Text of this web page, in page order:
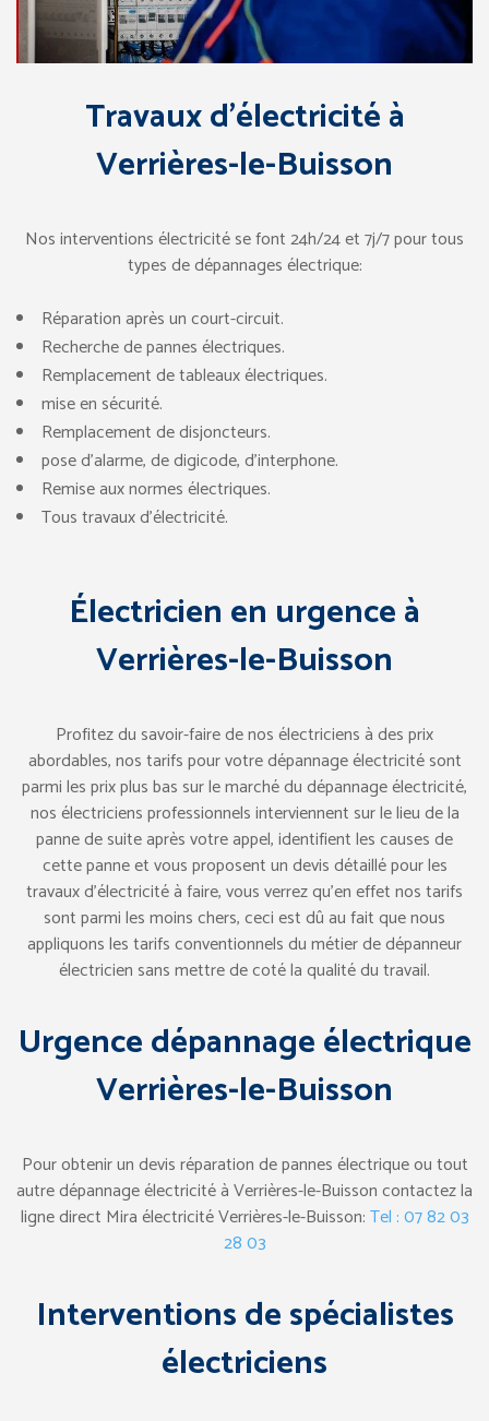
Travaux d’électricité à
Verrières-le-Buisson
Nos interventions électricité se font 24h/24 et 7j/7 pour tous
types de dépannages électrique:
Réparation après un court-circuit.
Recherche de pannes électriques.
Remplacement de tableaux électriques.
mise en sécurité.
Remplacement de disjoncteurs.
pose d’alarme, de digicode, d’interphone.
Remise aux normes électriques.
Tous travaux d’électricité.
Électricien en urgence à
Verrières-le-Buisson
Profitez du savoir-faire de nos électriciens à des prix
abordables, nos tarifs pour votre dépannage électricité sont
parmi les prix plus bas sur le marché du dépannage électricité,
nos électriciens professionnels interviennent sur le lieu de la
panne de suite après votre appel, identifient les causes de
cette panne et vous proposent un devis détaillé pour les
travaux d’électricité à faire, vous verrez qu’en effet nos tarifs
sont parmi les moins chers, ceci est dû au fait que nous
appliquons les tarifs conventionnels du métier de dépanneur
électricien sans mettre de coté la qualité du travail.
Urgence dépannage électrique
Verrières-le-Buisson
Pour obtenir un devis réparation de pannes électrique ou tout
autre dépannage électricité à Verrières-le-Buisson contactez la
ligne direct Mira électricité Verrières-le-Buisson:Tel : 07 82 03
28 03
Interventions de spécialistes
électriciens